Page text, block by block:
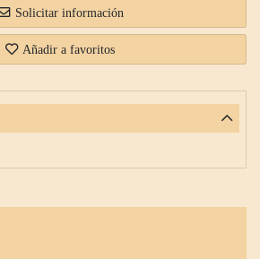
Solicitar información
Añadir a favoritos